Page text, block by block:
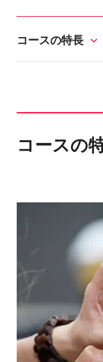
コースの特長
コースの